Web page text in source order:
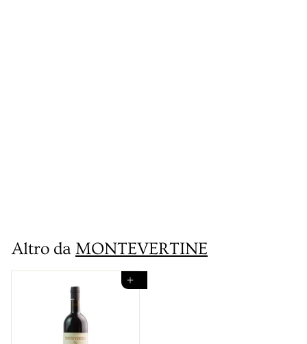
9
,
9
0
Altro da MONTEVERTINE
Aggiungi al carrello